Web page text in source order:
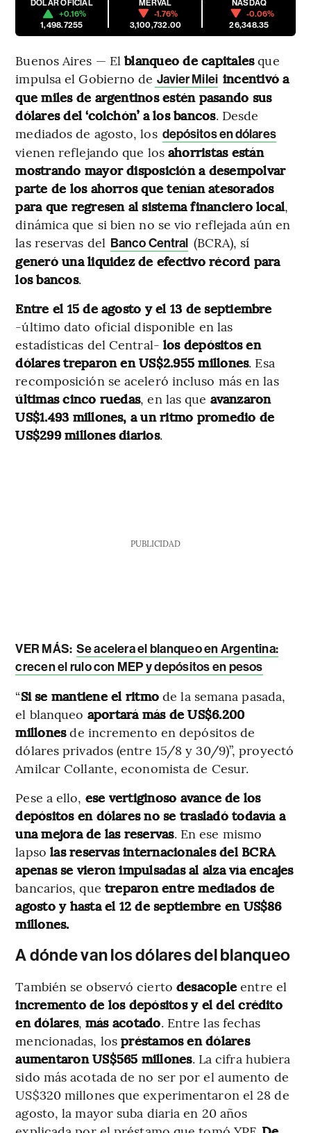
DÓLAR OFICIAL
+0.16%
1,498.7255
MERVAL
-1.76%
3,100,732.00
NASDAQ
-0.06%
26,348.35
Buenos Aires — Elblanqueo de capitalesque
impulsa el Gobierno de Javier Milei incentivó a
que miles de argentinos estén pasando sus
dólares del ‘colchón’ a los bancos. Desde
mediados de agosto, los depósitos en dólares
vienen reflejando que los ahorristas están
mostrando mayor disposición a desempolvar
parte de los ahorros que tenían atesorados
para que regresen al sistema financiero local,
dinámica que si bien no se vio reflejada aún en
las reservas del Banco Central (BCRA), sí
generó una liquidez de efectivo récord para
los bancos.
Entre el 15 de agosto y el 13 de septiembre
-último dato oficial disponible en las
estadísticas del Central- los depósitos en
dólares treparon en US$2.955 millones. Esa
recomposición se aceleró incluso más en las
últimas cinco ruedas, en las que avanzaron
US$1.493 millones, a un ritmo promedio de
US$299 millones diarios.
PUBLICIDAD
VER MÁS: Se acelera el blanqueo en Argentina:
crecen el rulo con MEP y depósitos en pesos
“Si se mantiene el ritmo de la semana pasada,
el blanqueo aportará más de US$6.200
millonesde incremento en depósitos de
dólares privados (entre 15/8 y 30/9)”, proyectó
Amilcar Collante, economista de Cesur.
Pese a ello, ese vertiginoso avance de los
depósitos en dólares no se trasladó todavía a
una mejora de las reservas. En ese mismo
lapso las reservas internacionales del BCRA
apenas se vieron impulsadas al alza vía encajes
bancarios, que treparon entre mediados de
agosto y hasta el 12 de septiembre en US$86
millones.
A dónde van los dólares del blanqueo
También se observó cierto desacople entre el
incremento de los depósitos y el del crédito
en dólares, más acotado. Entre las fechas
mencionadas, lospréstamos en dólares
aumentaron US$565 millones. La cifra hubiera
sido más acotada de no ser por el aumento de
US$320 millones que experimentaron el 28 de
agosto, la mayor suba diaria en 20 años